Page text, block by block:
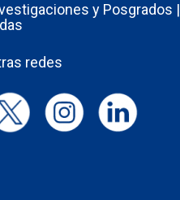
y Posgrados |
redes